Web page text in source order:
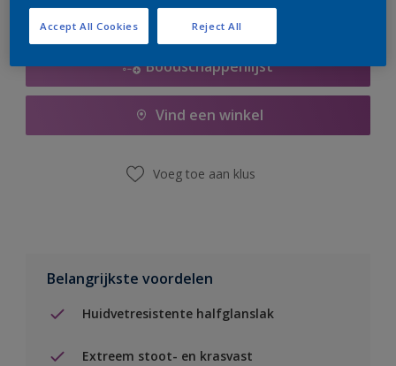
Boodschappenlijst
Vind een winkel
Voeg toe aan klus
Belangrijkste voordelen
Huidvetresistente halfglanslak
Extreem stoot- en krasvast
Reject All
Accept All Cookies